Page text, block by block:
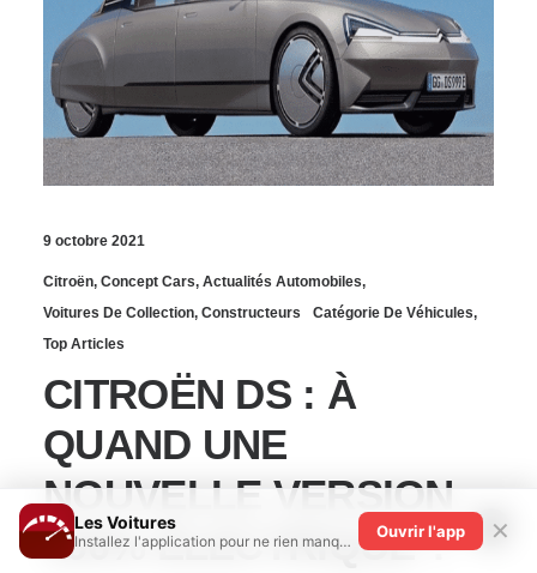
9 octobre 2021
Citroën, Concept Cars, Actualités Automobiles,
Voitures De Collection, Constructeurs Catégorie De Véhicules,
Top Articles
CITROËN DS : À
QUAND UNE
NOUVELLE VERSION
100% ÉLECTRIQUE ?
Les Voitures
Installez l'application pour ne rien manquer !
Ouvrir l'app ✕